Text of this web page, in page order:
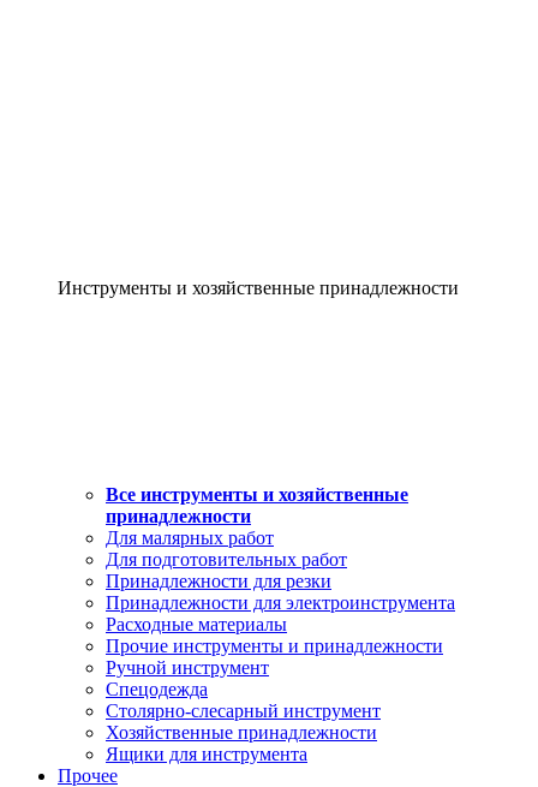
Инструменты и хозяйственные принадлежности
Все инструменты и хозяйственные
принадлежности
Для малярных работ
Для подготовительных работ
Принадлежности для резки
Принадлежности для электроинструмента
Расходные материалы
Прочие инструменты и принадлежности
Ручной инструмент
Спецодежда
Столярно-слесарный инструмент
Хозяйственные принадлежности
Ящики для инструмента
Прочее